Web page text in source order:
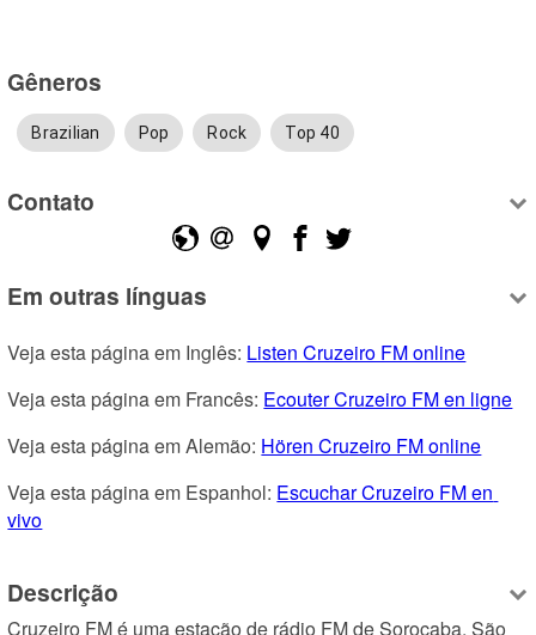
Gêneros
Brazilian Pop Rock Top 40
Contato
Em outras línguas
Veja esta página em Inglês: Listen Cruzeiro FM online
Veja esta página em Francês: Ecouter Cruzeiro FM en ligne
Veja esta página em Alemão: Hören Cruzeiro FM online
Veja esta página em Espanhol: Escuchar Cruzeiro FM en
vivo
Descrição
Cruzeiro FM é uma estação de rádio FM de Sorocaba, São